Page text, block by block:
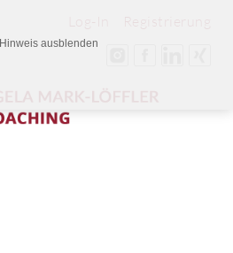
Hinweis ausblenden